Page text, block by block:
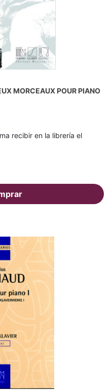
MORCEAUX POUR PIANO
recibir en la librería el